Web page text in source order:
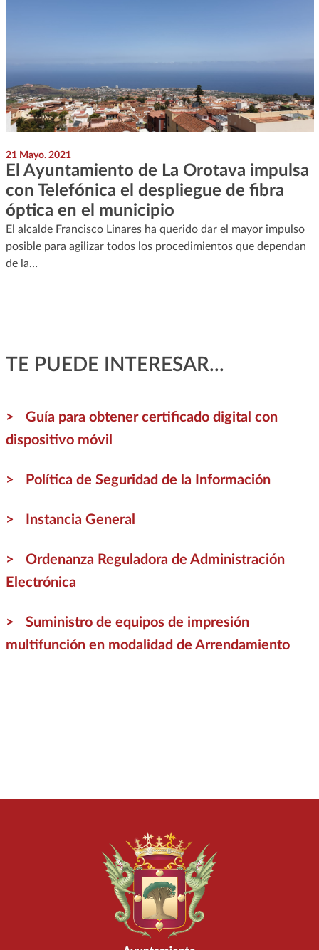
21 Mayo. 2021
El Ayuntamiento de La Orotava impulsa
con Telefónica el despliegue de fibra
óptica en el municipio
El alcalde Francisco Linares ha querido dar el mayor impulso
posible para agilizar todos los procedimientos que dependan
de la…
TE PUEDE INTERESAR...
Guía para obtener certificado digital con
dispositivo móvil
Política de Seguridad de la Información
Instancia General
Ordenanza Reguladora de Administración
Electrónica
Suministro de equipos de impresión
multifunción en modalidad de Arrendamiento